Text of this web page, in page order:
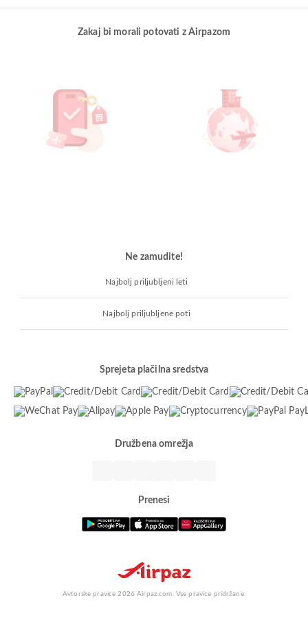
Zakaj bi morali potovati z Airpazom
Ne zamudite!
Najbolj priljubljeni leti
Najbolj priljubljene poti
Sprejeta plačilna sredstva
Družbena omrežja
Prenesi
Avtorske pravice 2026 Airpaz.com. Vse pravice pridržane.